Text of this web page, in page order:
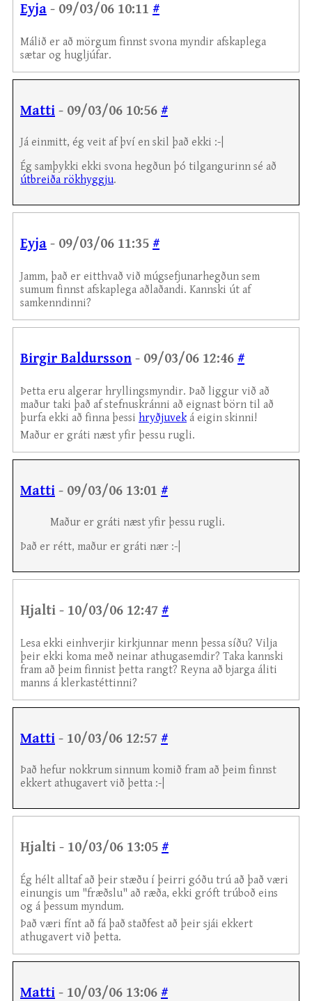
Eyja - 09/03/06 10:11 #
Málið er að mörgum finnst svona myndir afskaplega
sætar og hugljúfar.
Matti - 09/03/06 10:56 #
Já einmitt, ég veit af því en skil það ekki :-|
Ég samþykki ekki svona hegðun þó tilgangurinn sé að
útbreiða rökhyggju.
Eyja - 09/03/06 11:35 #
Jamm, það er eitthvað við múgsefjunarhegðun sem
sumum finnst afskaplega aðlaðandi. Kannski út af
samkenndinni?
Birgir Baldursson - 09/03/06 12:46 #
Þetta eru algerar hryllingsmyndir. Það liggur við að
maður taki það af stefnuskránni að eignast börn til að
þurfa ekki að finna þessi hryðjuveká eigin skinni!
Maður er gráti næst yfir þessu rugli.
Matti - 09/03/06 13:01 #
Maður er gráti næst yfir þessu rugli.
Það er rétt, maður er gráti nær :-|
Hjalti - 10/03/06 12:47 #
Lesa ekki einhverjir kirkjunnar menn þessa síðu? Vilja
þeir ekki koma með neinar athugasemdir? Taka kannski
fram að þeim finnist þetta rangt? Reyna að bjarga áliti
manns á klerkastéttinni?
Matti - 10/03/06 12:57 #
Það hefur nokkrum sinnum komið fram að þeim finnst
ekkert athugavert við þetta :-|
Hjalti - 10/03/06 13:05 #
Ég hélt alltaf að þeir stæðu í þeirri góðu trú að það væri
einungis um "fræðslu" að ræða, ekki gróft trúboð eins
og á þessum myndum.
Það væri fínt að fá það staðfest að þeir sjái ekkert
athugavert við þetta.
Matti - 10/03/06 13:06 #